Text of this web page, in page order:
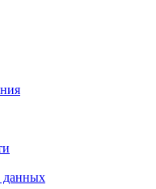
данных